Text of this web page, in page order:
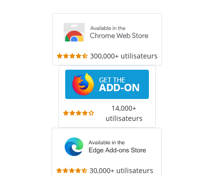
300,000+ utilisateurs
14,000+
utilisateurs
30,000+ utilisateurs